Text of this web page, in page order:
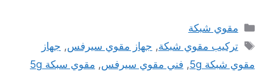
التصنيفات
مقوي شبكة
الوسوم
تركيب مقوي شبكة, جهاز مقوي سيرفس, جهاز
مقوي شبكة 5g
, فني مقوي سيرفس,
مقوي سبكة 5g